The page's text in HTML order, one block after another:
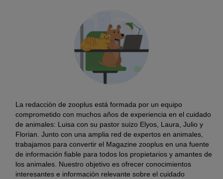
La redacción de zooplus está formada por un equipo
comprometido con muchos años de experiencia en el cuidado
de animales: Luisa con su pastor suizo Elyos, Laura, Julio y
Florian. Junto con una amplia red de expertos en animales,
trabajamos para convertir el Magazine zooplus en una fuente
de información fiable para todos los propietarios y amantes de
los animales. Nuestro objetivo es ofrecer conocimientos
interesantes e información relevante sobre el cuidado